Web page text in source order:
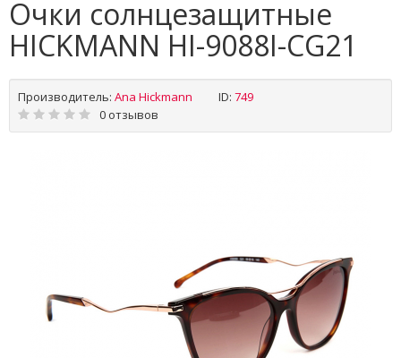
Очки солнцезащитные
HICKMANN HI-9088I-CG21
Производитель: Ana Hickmann ID: 749
0 отзывов